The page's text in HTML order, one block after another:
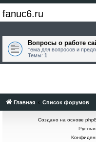
fanuc6.ru
Вопросы о работе
тема для вопросов и
Темы: 1
Главная Список форумов
Создано на основе